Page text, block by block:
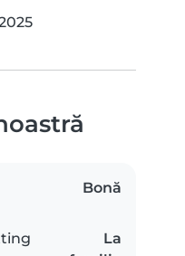
Bonă
La